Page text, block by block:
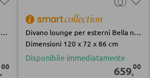
Sedia lounge da esterno Open verde nero tessuto acciaio
,00
Divano lounge per esterni Bella nero grigio tessuto acciaio
Dimensioni 120 x 72 x 86 cm
Disponibile immediatamente
659,00